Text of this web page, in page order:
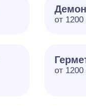
от 1200
от 1200